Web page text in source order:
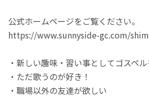
公式ホームページをご覧ください。
https://www.sunnyside-gc.com/
・新しい趣味・習い事としてゴスペ
・ただ歌うのが好き！
・職場以外の友達が欲しい